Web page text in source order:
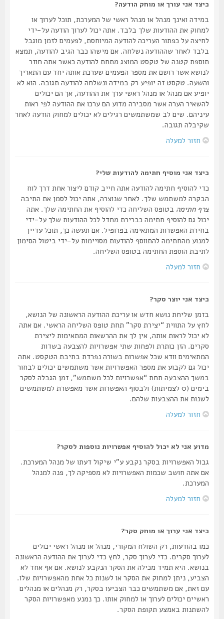
כיצד אני עורך או מוחק הודעה?
במידה ואינך מנהל או מנהל ראשי של המערכת, תוכל לערוך או
למחוק את ההודעות שלך בלבד. אתה יכול לערוך הודעה על-ידי
לחיצה על כפתור העריכה להודעה המיוחסת, לפעמים לזמן מוגבל
בלבד לאחר שההודעה נשלחה. אם מישהו כבר הגיב להודעה, תמצא
תוספת קטנה של טקסט המוצג מתחת להודעה כאשר אתה חוזר
לנושא אשר רושם את מספר הפעמים שערכת אותה יחד עם התאריך
והשעה. טקסט זה יופיע רק במידה ונשלחה להודעה תגובה. הוא לא
יופיע אם מנהל או מנהל ראשי ערך את ההודעה, אך הם יכולים
להשאיר הערה אשר מסבירה מדוע הם ערכו את ההודעה לפי ראות
עיניהם. שים לב שמשתמשים רגילים לא יכולים למחוק הודעה לאחר
שקיבלה תגובה.
חזור למעלה
כיצד אני מוסיף חתימה להודעות שלי?
כדי להוסיף חתימה להודעה אתה חייב קודם ליצור אחת דרך לוח
הבקרה למשתמש שלך. לאחר שנוצרה, אתה יכול לסמן את התיבה
צרף חתימהבטופס השליחה כדי להוסיף את החתימה שלך. אתה
יכול גם להוסיף חתימה כברירת מחדל לכל ההודעות שלך על-ידי
בחירת האפשרות המתאימה בפרופיל. אם תעשה כך, תוכל עדיין
למנוע מהחתימה להתווסף להודעות מסויימות על-ידי ביטול הסימון
לתיבת הוספת החתימה בטופס השליחה.
חזור למעלה
כיצד אני יוצר סקר?
בזמן שליחת נושא חדש או עריכת ההודעה הראשונה של הנושא,
לחץ על התווית “יצירת סקר” תחת טופס השליחה הראשי. אם אתה
לא יכול לראות אותה, אין לך את ההרשאות המתאימות ליצירת
סקרים. הזן כותרת ולפחות שתי אפשרויות להצבעה בשדות
המתאימים וודא שכל אפשרות בשורה נפרדת בתיבת הטקסט. אתה
יכול גם לקבוע את מספר האפשרויות אשר משתמשים יכולים לבחור
במשך ההצבעה תחת “אפשרויות לכל משתמש”, זמן הגבלה לסקר
בימים (0 לצמיתות) ולבסוף האפשרות אשר מאפשרת למשתמשים
לשנות את ההצבעות שלהם.
חזור למעלה
מדוע אני לא יכול להוסיף אפשרויות נוספות לסקר?
גבול האפשרויות בסקר נקבע ע"י שיקול דעתו של מנהל המערכת.
אם אתה חושב שכמות האפשרויות לא מספיקה לך, פנה למנהל
המערכת.
חזור למעלה
כיצד אני ערוך או מוחק סקר?
כמו בהודעות, רק השולח המקורי, מנהל או מנהל ראשי יכולים
לערוך סקרים. כדי לערוך סקר, לחץ כדי לערוך את ההודעה הראשונה
בנושא. היא תמיד מכילה את הסקר הנקבע לנושא. אם אף אחד לא
הצביע, ניתן למחוק את הסקר או לשנות כל אחת מהאפשרויות שלו.
עם זאת, אם משתמשים כבר הצביעו בסקר, רק מנהלים או מנהלים
ראשיים יכולים לערוך או למחוק אותו. כך נמנע מאפשרויות הסקר
להשתנות באמצע תקופת הסקר.